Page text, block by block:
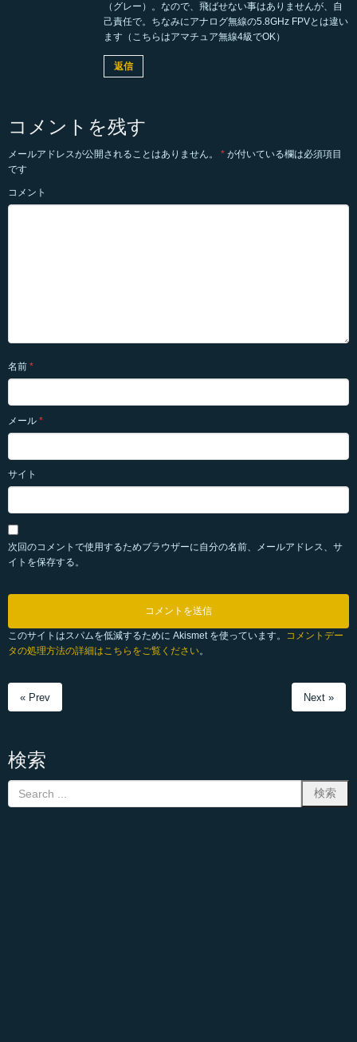
（グレー）。なので、飛ばせない事はありませんが、自
己責任で。ちなみにアナログ無線の5.8GHz FPVとは違い
ます（こちらはアマチュア無線4級でOK）
返信
コメントを残す
メールアドレスが公開されることはありません。 * が付いている欄は必須項目
です
コメント
名前 *
メール *
サイト
次回のコメントで使用するためブラウザーに自分の名前、メールアドレス、サ
イトを保存する。
このサイトはスパムを低減するために Akismet を使っています。 コメントデー
タの処理方法の詳細はこちらをご覧ください。
« Prev Next »
検索